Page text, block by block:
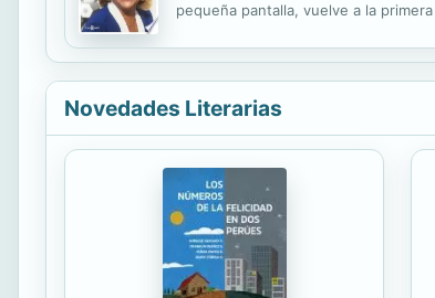
pequeña pantalla, vuelve a la
Novedades Literarias